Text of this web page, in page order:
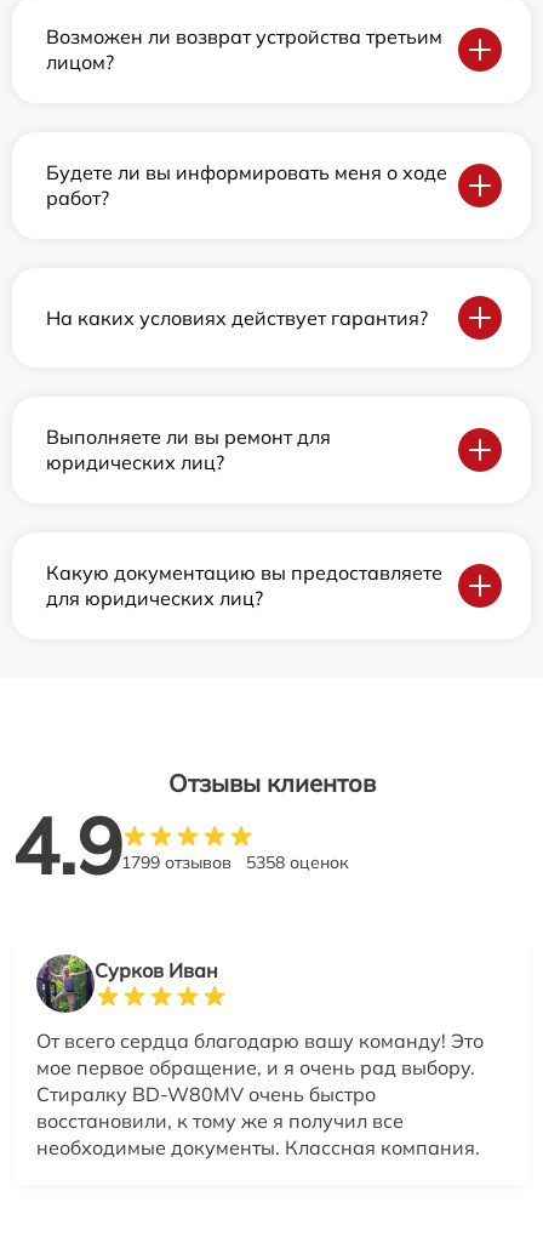
Возможен ли возврат устройства третьим
лицом?
Будете ли вы информировать меня о ходе
работ?
На каких условиях действует гарантия?
Выполняете ли вы ремонт для
юридических лиц?
Какую документацию вы предоставляете
для юридических лиц?
Отзывы клиентов
4.91799 отзывов 5358 оценок
Сурков Иван
От всего сердца благодарю вашу команду! Это
мое первое обращение, и я очень рад выбору.
Стиралку BD-W80MV очень быстро
восстановили, к тому же я получил все
необходимые документы. Классная компания.